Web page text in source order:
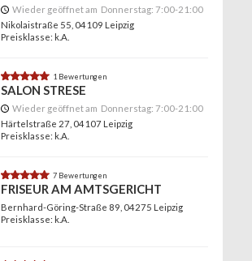
Wieder geöffnet am Donnerstag: 7:00-21:00
Nikolaistraße 55 , 04109 Leipzig
Preisklasse: k.A.
SALON STRESE
Wieder geöffnet am Donnerstag: 7:00-21:00
Härtelstraße 27, 04107 Leipzig
Preisklasse: k.A.
5.0 1 Bewertungen
FRISEUR AM AMTSGERICHT
Bernhard-Göring-Straße 89 , 04275 Leipzig
Preisklasse: k.A.
4.9 7 Bewertungen